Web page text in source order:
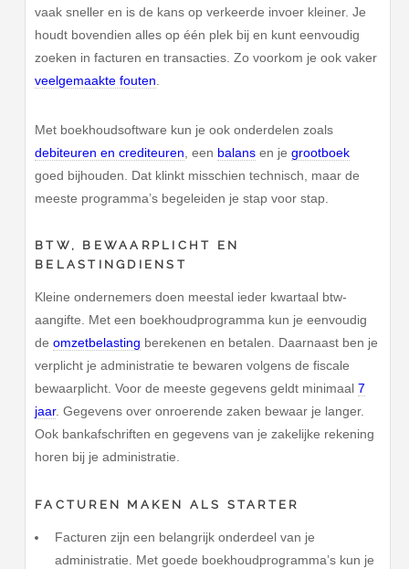
vaak sneller en is de kans op verkeerde invoer kleiner. Je
houdt bovendien alles op één plek bij en kunt eenvoudig
zoeken in facturen en transacties. Zo voorkom je ook vaker
veelgemaakte fouten
Met boekhoudsoftware kun je ook onderdelen zoals
debiteuren en crediteuren , een balans en jegrootboek
goed bijhouden. Dat klinkt misschien technisch, maar de
meeste programma’s begeleiden je stap voor stap.
BTW, BEWAARPLICHT EN
BELASTINGDIENST
Kleine ondernemers doen meestal ieder kwartaal btw-
aangifte. Met een boekhoudprogramma kun je eenvoudig
deomzetbelasting berekenen en betalen. Daarnaast ben je
verplicht je administratie te bewaren volgens de fiscale
bewaarplicht. Voor de meeste gegevens geldt minimaal7
jaar. Gegevens over onroerende zaken bewaar je langer.
Ook bankafschriften en gegevens van je zakelijke rekening
horen bij je administratie.
FACTUREN MAKEN ALS STARTER
Facturen zijn een belangrijk onderdeel van je
administratie. Met goede boekhoudprogramma’s kun je